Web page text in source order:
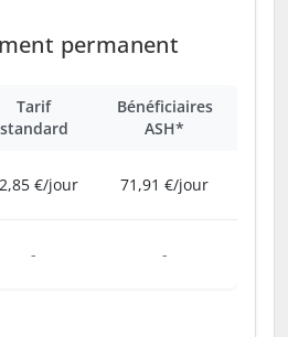
permanent
Tarif
standard
Bénéficiaires
ASH*
€/jour 71,91 €/jour
- -